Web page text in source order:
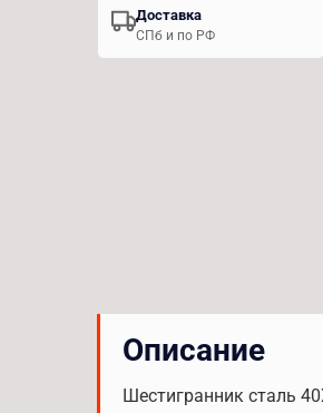
Доставка
СПб и по РФ
Описание
Шестигранник сталь